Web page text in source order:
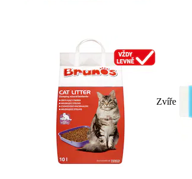
Zvíře